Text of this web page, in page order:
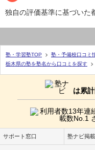
独自の評価基準に基づいた
塾・学習塾TOP 塾・予備校口コミ
栃木県の塾を塾名から口コミを探す
は累
サポート窓口 塾ナビ掲